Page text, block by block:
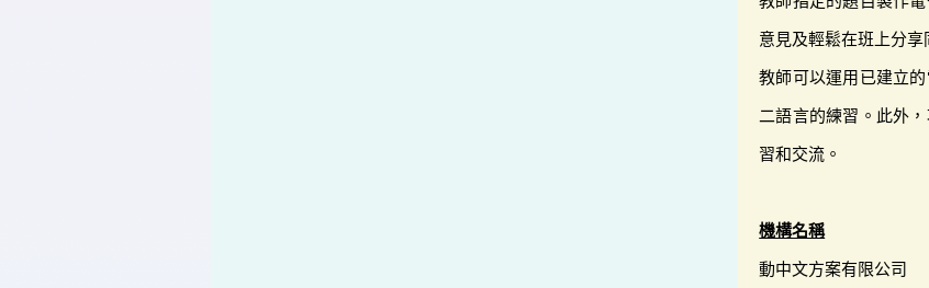
意見及輕鬆在班上分享
教師可以運用已建立
二語言的練習。此外
習和交流。
機構名稱
動中文方案有限公司